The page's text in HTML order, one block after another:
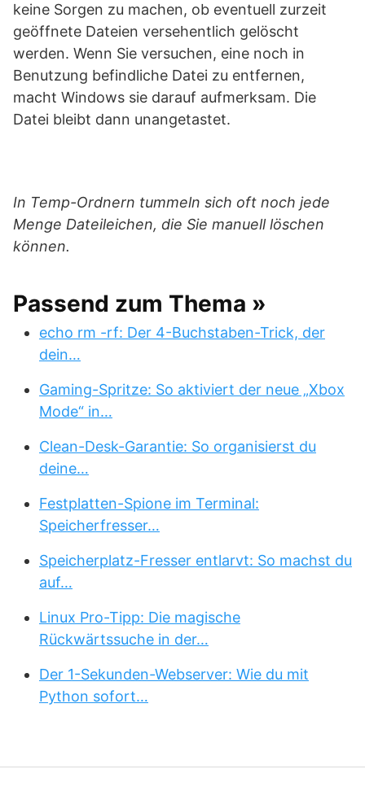
keine Sorgen zu machen, ob eventuell zurzeit
geöffnete Dateien versehentlich gelöscht
werden. Wenn Sie versuchen, eine noch in
Benutzung befindliche Datei zu entfernen,
macht Windows sie darauf aufmerksam. Die
Datei bleibt dann unangetastet.
In Temp-Ordnern tummeln sich oft noch jede
Menge Dateileichen, die Sie manuell löschen
können.
Passend zum Thema »
echo rm -rf: Der 4-Buchstaben-Trick, der
dein…
Gaming-Spritze: So aktiviert der neue „Xbox
Mode“ in…
Clean-Desk-Garantie: So organisierst du
deine…
Festplatten-Spione im Terminal:
Speicherfresser…
Speicherplatz-Fresser entlarvt: So machst du
auf…
Linux Pro-Tipp: Die magische
Rückwärtssuche in der…
Der 1-Sekunden-Webserver: Wie du mit
Python sofort…